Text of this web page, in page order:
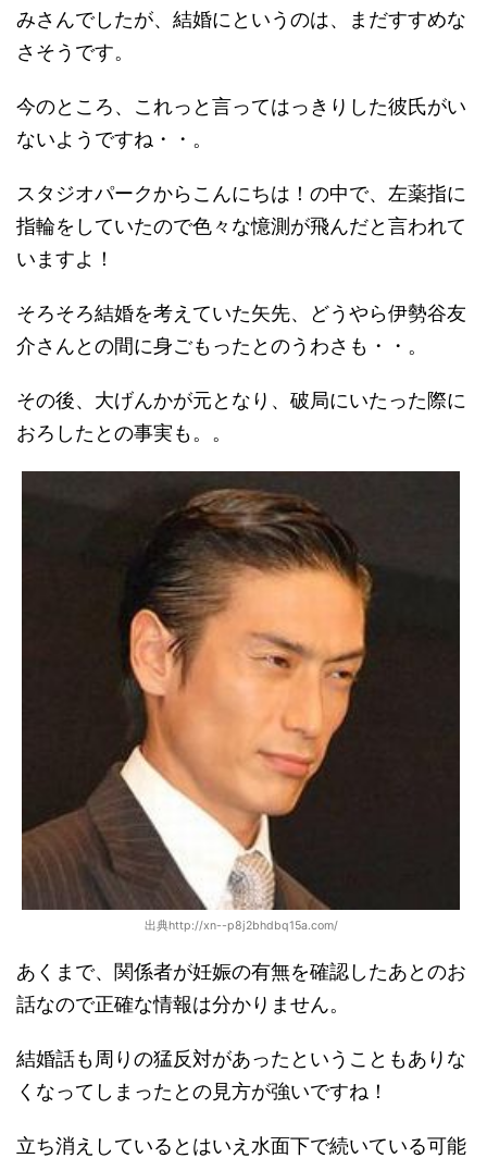
みさんでしたが、結婚にというのは、まだすすめな
さそうです。
今のところ、これっと言ってはっきりした彼氏がい
ないようですね・・。
スタジオパークからこんにちは！の中で、左薬指に
指輪をしていたので色々な憶測が飛んだと言われて
いますよ！
そろそろ結婚を考えていた矢先、どうやら伊勢谷友
介さんとの間に身ごもったとのうわさも・・。
その後、大げんかが元となり、破局にいたった際に
おろしたとの事実も。。
出典http://xn--p8j2bhdbq15a.com/
あくまで、関係者が妊娠の有無を確認したあとのお
話なので正確な情報は分かりません。
結婚話も周りの猛反対があったということもありな
くなってしまったとの見方が強いですね！
立ち消えしているとはいえ水面下で続いている可能